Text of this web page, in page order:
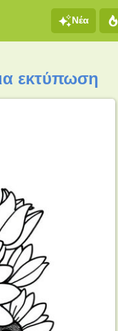
Νέα
εκτύπωση